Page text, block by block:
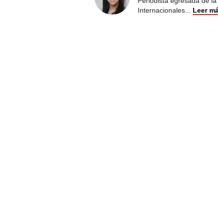
Internacionales... Leer